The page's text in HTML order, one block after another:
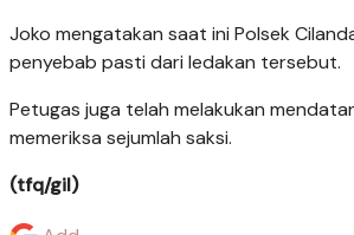
Joko mengatakan saat ini Polsek
penyebab pasti dari ledakan tersebut.
Petugas juga telah melakukan
memeriksa sejumlah saksi.
(tfq/gil)